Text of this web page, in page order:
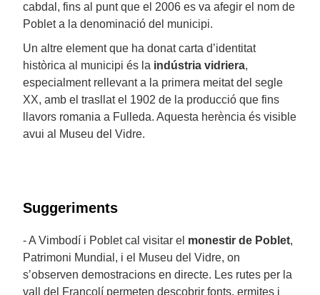
cabdal, fins al punt que el 2006 es va afegir el nom de
Poblet a la denominació del municipi.
Un altre element que ha donat carta d’identitat
històrica al municipi és la indústria vidriera,
especialment rellevant a la primera meitat del segle
XX, amb el trasllat el 1902 de la producció que fins
llavors romania a Fulleda. Aquesta herència és visible
avui al Museu del Vidre.
Suggeriments
- A Vimbodí i Poblet cal visitar el monestir de Poblet,
Patrimoni Mundial, i el Museu del Vidre, on
s’observen demostracions en directe. Les rutes per la
vall del Francolí permeten descobrir fonts, ermites i